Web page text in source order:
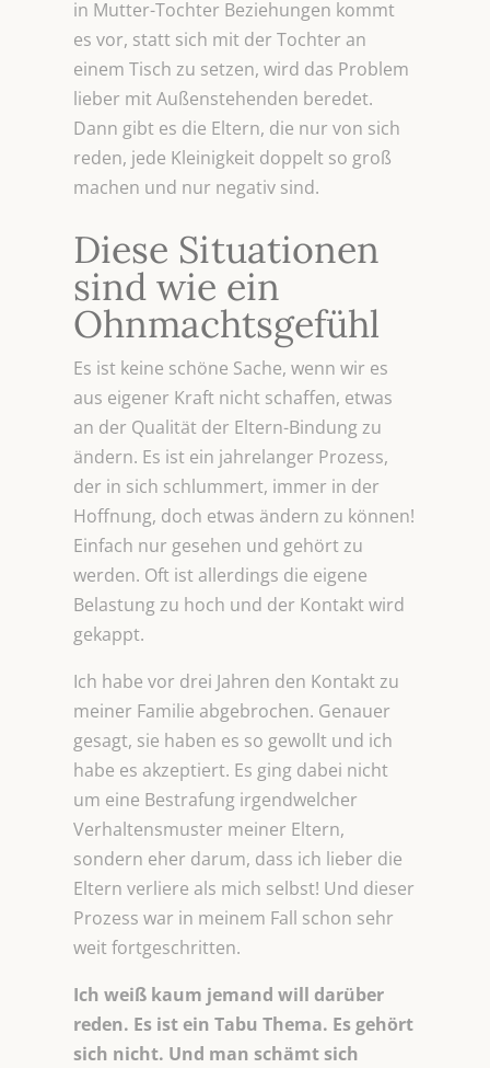
in Mutter-Tochter Beziehungen kommt
es vor, statt sich mit der Tochter an
einem Tisch zu setzen, wird das Problem
lieber mit Außenstehenden beredet.
Dann gibt es die Eltern, die nur von sich
reden, jede Kleinigkeit doppelt so groß
machen und nur negativ sind.
Diese Situationen
sind wie ein
Ohnmachtsgefühl
Es ist keine schöne Sache, wenn wir es
aus eigener Kraft nicht schaffen, etwas
an der Qualität der Eltern-Bindung zu
ändern. Es ist ein jahrelanger Prozess,
der in sich schlummert, immer in der
Hoffnung, doch etwas ändern zu können!
Einfach nur gesehen und gehört zu
werden. Oft ist allerdings die eigene
Belastung zu hoch und der Kontakt wird
gekappt.
Ich habe vor drei Jahren den Kontakt zu
meiner Familie abgebrochen. Genauer
gesagt, sie haben es so gewollt und ich
habe es akzeptiert. Es ging dabei nicht
um eine Bestrafung irgendwelcher
Verhaltensmuster meiner Eltern,
sondern eher darum, dass ich lieber die
Eltern verliere als mich selbst! Und dieser
Prozess war in meinem Fall schon sehr
weit fortgeschritten.
Ich weiß kaum jemand will darüber
reden. Es ist ein Tabu Thema. Es gehört
sich nicht. Und man schämt sich